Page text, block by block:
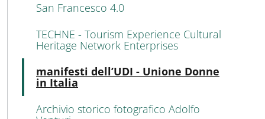
San Francesco 4.0
TECHNE - Tourism Experience Cultural
Heritage Network Enterprises
manifesti dell’UDI - Unione Donne
in Italia
Archivio storico fotografico Adolfo